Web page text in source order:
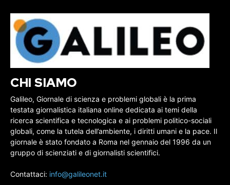
CHI SIAMO
Galileo, Giornale di scienza e problemi globali è la prima
testata giornalistica italiana online dedicata ai temi della
ricerca scientifica e tecnologica e ai problemi politico-sociali
globali, come la tutela dell’ambiente, i diritti umani e la pace. Il
giornale è stato fondato a Roma nel gennaio del 1996 da un
gruppo di scienziati e di giornalisti scientifici.
Contattaci: info@galileonet.it